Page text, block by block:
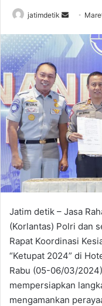
jatimdetik
n
d
a
m
a
i
Jatim detik – Jasa
(Korlantas) Polri dan
Rapat Koordinasi
“Ketupat 2024” di
Rabu (05-06/03/
mempersiapkan
mengamankan